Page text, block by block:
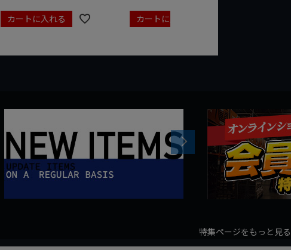
カートに入れる カートに入れる
Next
特集ページをもっと見る